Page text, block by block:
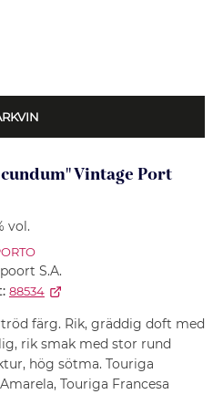
Vintage Port
vol.
S.A.
88534
färg. Rik, gräddig doft med
rik smak med stor rund
hög sötma. Touriga
Touriga Francesa